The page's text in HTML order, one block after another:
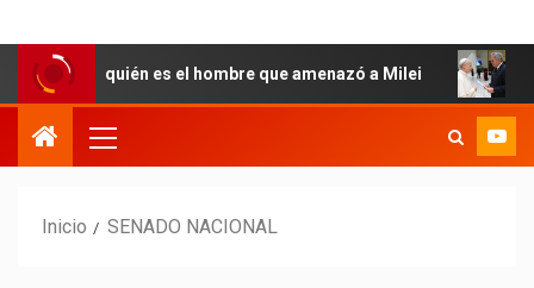
es el hombre que amenazó a Milei El
Inicio SENADO NACIONAL